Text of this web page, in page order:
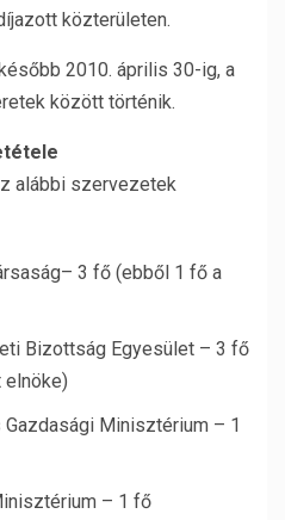
közterületen.
2010. április 30-ig, a
között történik.
alábbi szervezetek
3 fő (ebből 1 fő a
Bizottság Egyesület – 3 fő
Minisztérium – 1
– 1 fő